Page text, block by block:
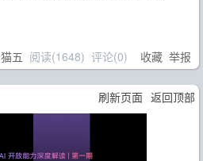
猫五 阅读(1648) 评论(0) 收藏 举报
刷新页面 返回顶部